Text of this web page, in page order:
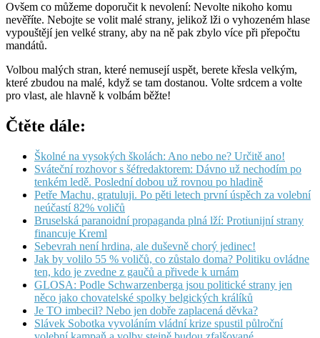
Ovšem co můžeme doporučit k nevolení: Nevolte nikoho komu
nevěříte. Nebojte se volit malé strany, jelikož lži o vyhozeném hlase
vypouštějí jen velké strany, aby na ně pak zbylo více při přepočtu
mandátů.
Volbou malých stran, které nemusejí uspět, berete křesla velkým,
které zbudou na malé, když se tam dostanou. Volte srdcem a volte
pro vlast, ale hlavně k volbám běžte!
Čtěte dále:
Školné na vysokých školách: Ano nebo ne? Určitě ano!
Sváteční rozhovor s šéfredaktorem: Dávno už nechodím po
tenkém ledě. Poslední dobou už rovnou po hladině
Petře Machu, gratuluji. Po pěti letech první úspěch za volební
neúčastí 82% voličů
Bruselská paranoidní propaganda plná lží: Protiunijní strany
financuje Kreml
Sebevrah není hrdina, ale duševně chorý jedinec!
Jak by volilo 55 % voličů, co zůstalo doma? Politiku ovládne
ten, kdo je zvedne z gaučů a přivede k urnám
GLOSA: Podle Schwarzenberga jsou politické strany jen
něco jako chovatelské spolky belgických králíků
Je TO imbecil? Nebo jen dobře zaplacená děvka?
Slávek Sobotka vyvoláním vládní krize spustil půlroční